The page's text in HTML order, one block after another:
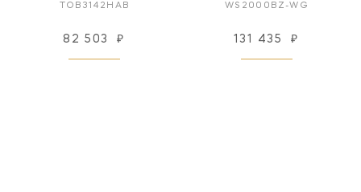
TOB3142HAB
82 503 ₽
WS2000BZ-WG
131 435 ₽